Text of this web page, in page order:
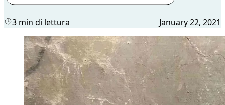
3 min di lettura January 22, 2021